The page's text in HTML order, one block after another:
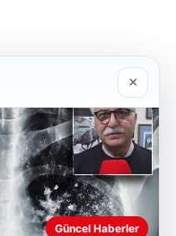
×
Güncel Haberler